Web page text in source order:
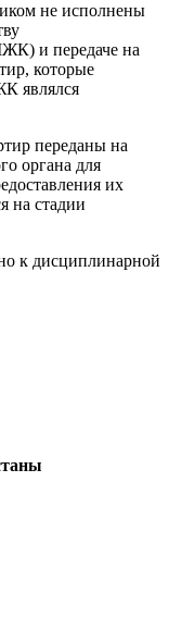
не исполнены
и передаче на
которые
являлся
переданы на
органа для
их
на стадии
к дисциплинарной